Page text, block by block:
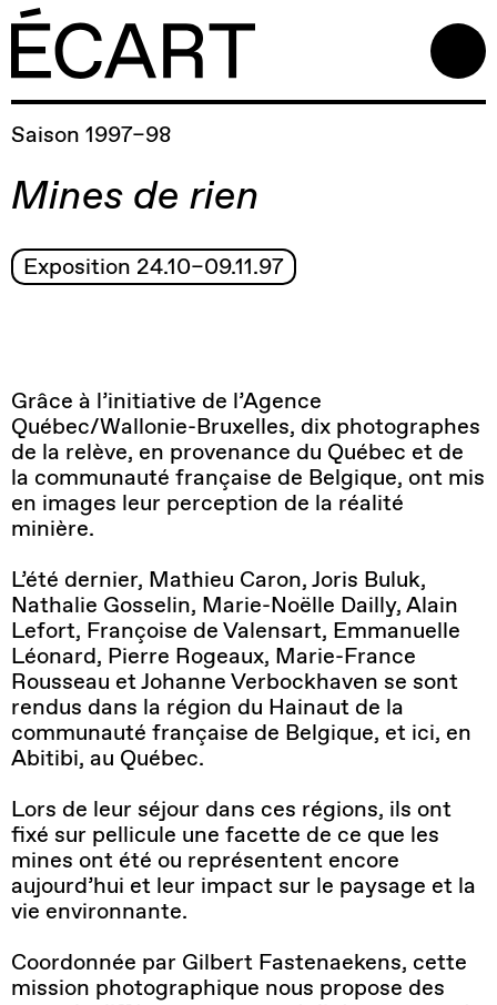
Saison 1997–98
Mines de rien
Exposition 24.10–09.11.97
Grâce à l’initiative de l’Agence
Québec/Wallonie-Bruxelles, dix photographes
de la relève, en provenance du Québec et de
la communauté française de Belgique, ont mis
en images leur perception de la réalité
minière.
L’été dernier, Mathieu Caron, Joris Buluk,
Nathalie Gosselin, Marie-Noëlle Dailly, Alain
Lefort, Françoise de Valensart, Emmanuelle
Léonard, Pierre Rogeaux, Marie-France
Rousseau et Johanne Verbockhaven se sont
rendus dans la région du Hainaut de la
communauté française de Belgique, et ici, en
Abitibi, au Québec.
Lors de leur séjour dans ces régions, ils ont
fixé sur pellicule une facette de ce que les
mines ont été ou représentent encore
aujourd’hui et leur impact sur le paysage et la
vie environnante.
Coordonnée par Gilbert Fastenaekens, cette
mission photographique nous propose des